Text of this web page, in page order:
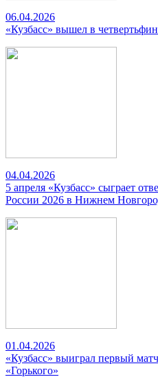
06.04.2026
«Кузбасс» вышел в
04.04.2026
5 апреля «Кузбасс» сыграет
России 2026 в Нижнем
01.04.2026
«Кузбасс» выиграл первый
«Горького»